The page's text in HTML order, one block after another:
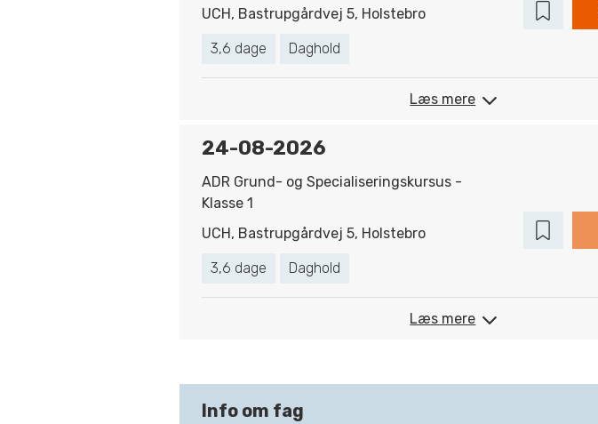
UCH, Bastrupgårdvej 5, Holstebro
3,6 dage Daghold
Læs mere
24-08-2026
ADR Grund- og Specialiseringskursus -
Klasse 1
UCH, Bastrupgårdvej 5, Holstebro
3,6 dage Daghold
Læs mere
Info om fag